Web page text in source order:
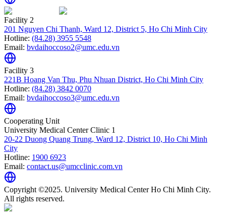
Facility 2
201 Nguyen Chi Thanh, Ward 12, District 5, Ho Chi Minh City
Hotline: (84.28) 3955 5548
Email: bvdaihoccoso2@umc.edu.vn
Facility 3
221B Hoang Van Thu, Phu Nhuan District, Ho Chi Minh City
Hotline: (84.28) 3842 0070
Email: bvdaihoccoso3@umc.edu.vn
Cooperating Unit
University Medical Center Clinic 1
20-22 Duong Quang Trung, Ward 12, District 10, Ho Chi Minh
City
Hotline: 1900 6923
Email: contact.us@umcclinic.com.vn
Copyright ©2025. University Medical Center Ho Chi Minh City.
All rights reserved.